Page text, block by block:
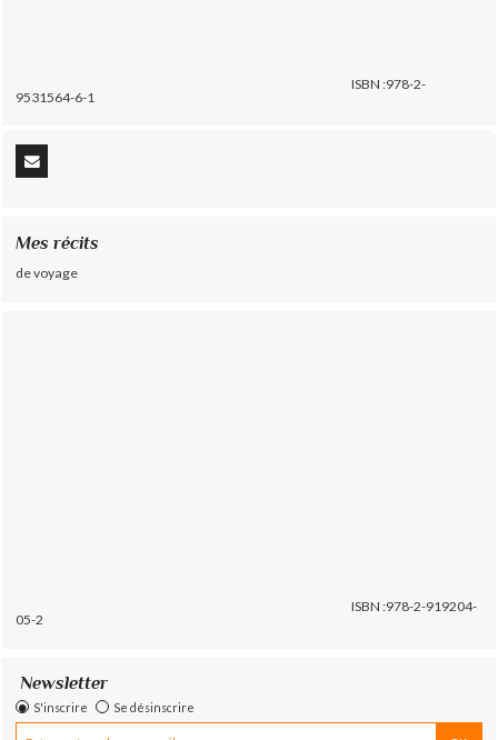
ISBN :978-2-
9531564-6-1
Mes récits
de voyage
ISBN :978-2-919204-
05-2
Newsletter
S'inscrire Se désinscrire